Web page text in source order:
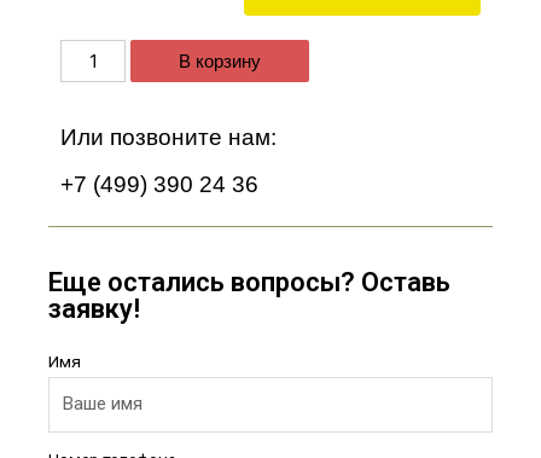
В корзину
Или позвоните нам:
+7 (499) 390 24 36
Еще остались вопросы? Оставь
заявку!
Имя